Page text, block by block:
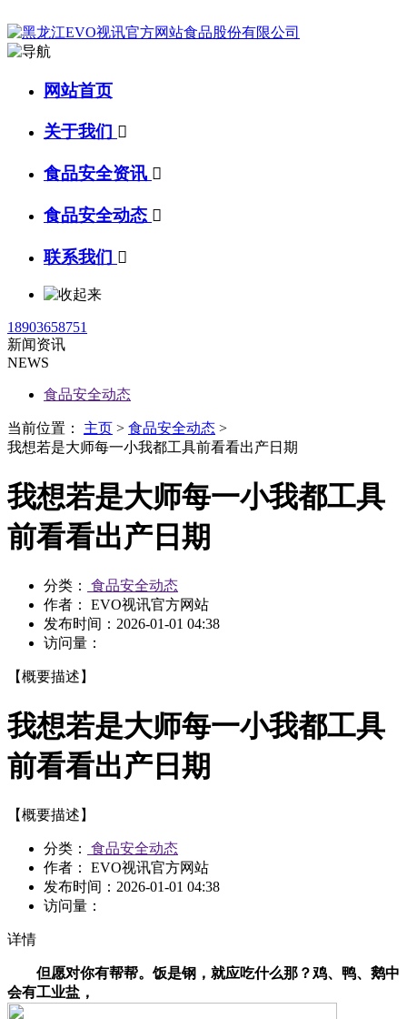
网站首页
关于我们 
食品安全资讯 
食品安全动态 
联系我们 
18903658751
新闻资讯
NEWS
食品安全动态
当前位置： 主页 > 食品安全动态 >
我想若是大师每一小我都工具前看看出产日期
我想若是大师每一小我都工具
前看看出产日期
分类：
食品安全动态
作者： EVO视讯官方网站
发布时间： 2026-01-01 04:38
访问量：
【概要描述】
我想若是大师每一小我都工具
前看看出产日期
【概要描述】
分类：
食品安全动态
作者： EVO视讯官方网站
发布时间： 2026-01-01 04:38
访问量：
详情
但愿对你有帮帮。饭是钢，就应吃什么那？鸡、鸭、鹅中
会有工业盐，